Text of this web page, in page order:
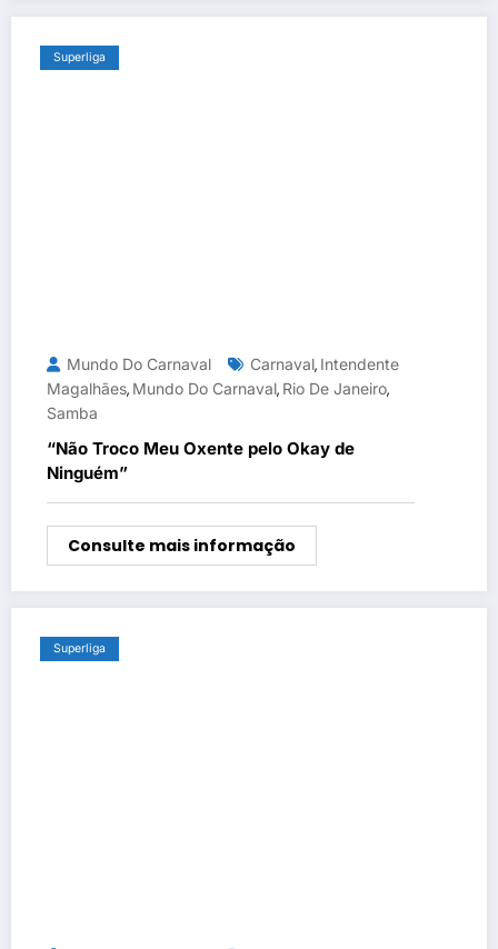
Superliga
Mundo Do Carnaval Carnaval, Intendente
Magalhães, Mundo Do Carnaval, Rio De Janeiro,
Samba
“Não Troco Meu Oxente pelo Okay de
Ninguém”
Consulte mais informação
Superliga